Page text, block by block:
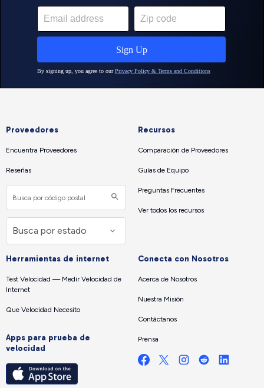
Proveedores
Encuentra Proveedores
Reseñas
Recursos
Comparación de Proveedores
Guías de Equipo
Preguntas Frecuentes
Ver todos los recursos
Herramientas de internet
Test Velocidad — Medir Velocidad de
Internet
Que Velocidad Necesito
Apps para prueba de
velocidad
Conecta con Nosotros
Acerca de Nosotros
Nuestra Misión
Contáctanos
Prensa